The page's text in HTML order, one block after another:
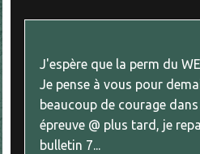
J'espère que la perm du
Je pense à vous pour
beaucoup de courage
épreuve @ plus tard, je
bulletin 7...